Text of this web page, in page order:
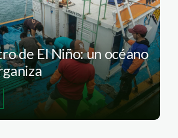
de El Niño: un océano